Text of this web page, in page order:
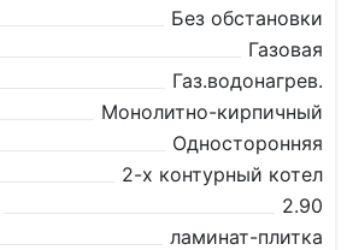
Без обстановки
Газовая
Газ.водонагрев.
Монолитно-кирпичный
Односторонняя
2-х контурный котел
2.90
ламинат-плитка